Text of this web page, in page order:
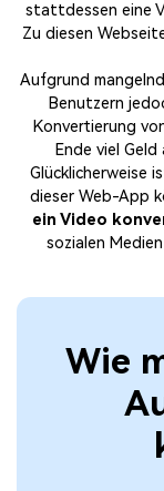
stattdessen eine
Zu diesen
Aufgrund
Benutzern
Konvertierung
Ende viel
Glücklicherweise
dieser Web-App
ein Video
sozialen
Wie